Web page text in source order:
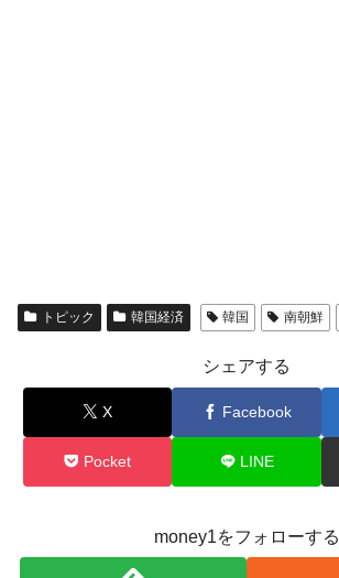
トピック 韓国経済 韓国 南朝鮮
シェアする
X Facebook
Pocket LINE
money1をフォローする